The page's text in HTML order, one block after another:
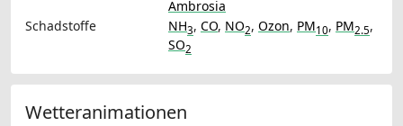
Ambrosia
Schadstoffe
NH3, CO, NO2, Ozon, PM10, PM2.5,
SO2
Wetteranimationen